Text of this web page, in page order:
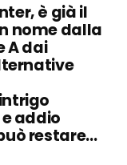
è già il
nome dalla
A dai
addio
restare…